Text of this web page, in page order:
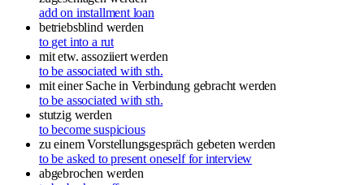
add on installment loan
betriebsblind werden
to get into a rut
mit etw. assoziiert werden
to be associated with sth.
mit einer Sache in Verbindung gebracht werden
to be associated with sth.
stutzig werden
to become suspicious
zu einem Vorstellungsgespräch gebeten werden
to be asked to present oneself for interview
abgebrochen werden